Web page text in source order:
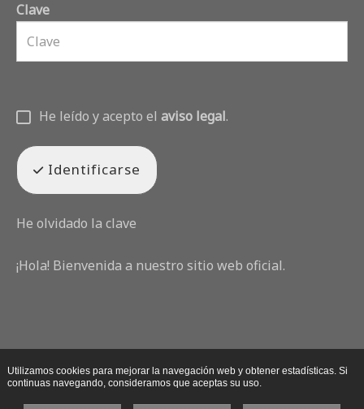
Clave
He leído y acepto el aviso legal.
Identificarse
He olvidado la clave
¡Hola! Bienvenida a nuestro sitio web oficial.
Utilizamos cookies para mejorar la navegación web y obtener estadísticas. Si
continuas navegando, consideramos que aceptas su uso.